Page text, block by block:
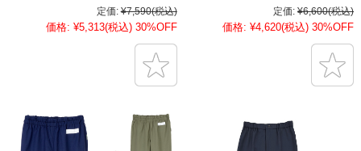
定価: ¥7,590(税込)
価格: ¥5,313(税込) 30%OFF
定価: ¥6,600(税込)
価格: ¥4,620(税込) 30%OFF